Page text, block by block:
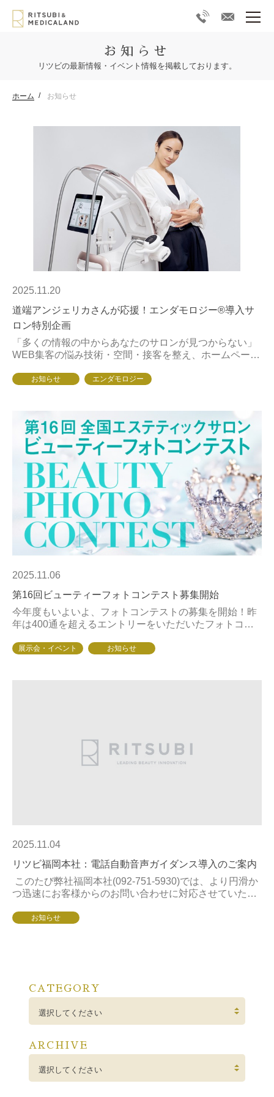
お知らせ
リツビの最新情報・イベント情報を掲載しております。
ホーム お知らせ
2025.11.20
道端アンジェリカさんが応援！エンダモロジー®導入サ
ロン特別企画
「多くの情報の中からあなたのサロンが見つからない」
WEB集客の悩み技術・空間・接客を整え、ホームページ
その理由は、“必要としている人”に届く前に埋...
お知らせ エンダモロジー
2025.11.06
第16回ビューティーフォトコンテスト募集開始
今年度もいよいよ、フォトコンテストの募集を開始！昨
年は400通を超えるエントリーをいただいたフォトコン
いるサロンスタッフ様も多くいらっしゃるかと存じ...
展示会・イベント お知らせ
2025.11.04
リツビ福岡本社：電話自動音声ガイダンス導入のご案内
このたび弊社福岡本社(092-751-5930)では、より円滑か
つ迅速にお客様からのお問い合わせに対応させていただ
ました。つきましては、2...
お知らせ
CATEGORY
選択してください
ARCHIVE
選択してください